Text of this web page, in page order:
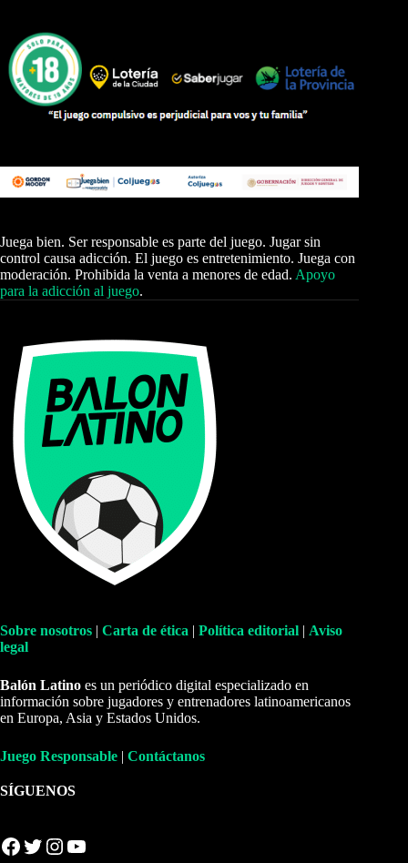
Juega bien. Ser responsable es parte del juego. Jugar sin
control causa adicción. El juego es entretenimiento. Juega con
moderación. Prohibida la venta a menores de edad. Apoyo
para la adicción al juego.
Sobre nosotros | Carta de ética | Política editorial | Aviso
legal
Balón Latino es un periódico digital especializado en
información sobre jugadores y entrenadores latinoamericanos
en Europa, Asia y Estados Unidos.
Juego Responsable | Contáctanos
SÍGUENOS
Facebook Twitter Instagram YouTube